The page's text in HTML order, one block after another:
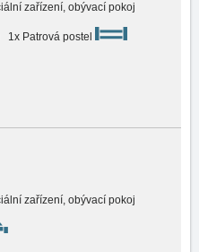
zařízení, obývací pokoj
1x Patrová postel
zařízení, obývací pokoj